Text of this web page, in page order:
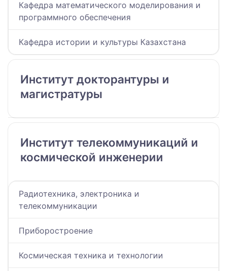
Кафедра математического моделирования и
программного обеспечения
Кафедра истории и культуры Казахстана
Институт докторантуры и
магистратуры
Институт телекоммуникаций и
космической инженерии​
Радиотехника, электроника и
телекоммуникации
Приборостроение
Космическая техника и технологии